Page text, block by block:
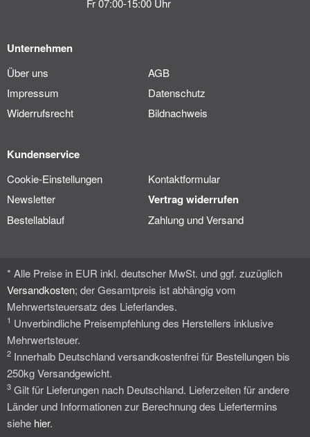
Fr 07:00-15:00 Uhr
Unternehmen
Über uns
AGB
Impressum
Datenschutz
Widerrufsrecht
Bildnachweis
Kundenservice
Cookie-Einstellungen
Kontaktformular
Newsletter
Vertrag widerrufen
Bestellablauf Zahlung und Versand
* Alle Preise in EUR inkl. deutscher MwSt. und ggf. zuzüglich
Versandkosten; der Gesamtpreis ist abhängig vom
Mehrwertsteuersatz des Lieferlandes.
1 Unverbindliche Preisempfehlung des Herstellers inklusive
Mehrwertsteuer.
2 Innerhalb Deutschland versandkostenfrei für Bestellungen bis
250kg Versandgewicht.
3 Gilt für Lieferungen nach Deutschland. Lieferzeiten für andere
Länder und Informationen zur Berechnung des Liefertermins
siehe hier.